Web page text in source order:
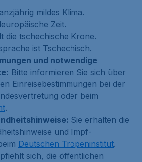
mildes Klima.
Zeit.
die tschechische Krone.
ist Tschechisch.
und notwendige
Bitte informieren Sie sich über
Einreisebestimmungen bei der
oder beim
.
Sie erhalten die
und Impf-
Deutschen Tropeninstitut.
sich, die öffentlichen